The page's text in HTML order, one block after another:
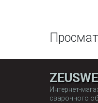
Интернет-
сварочного